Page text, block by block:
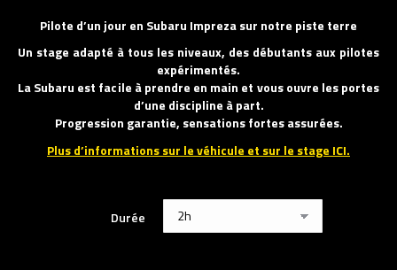
Pilote d’un jour en Subaru Impreza sur notre piste terre
Un stage adapté à tous les niveaux, des débutants aux pilotes
expérimentés.
La Subaru est facile à prendre en main et vous ouvre les portes
d’une discipline à part.
Progression garantie, sensations fortes assurées.
Plus d’informations sur le véhicule et sur le stage ICI.
Durée